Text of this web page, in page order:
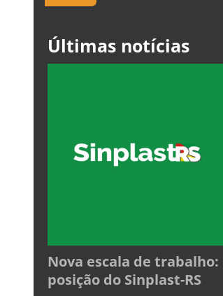
Últimas notícias
Nova escala de trabalho:
posição do Sinplast-RS